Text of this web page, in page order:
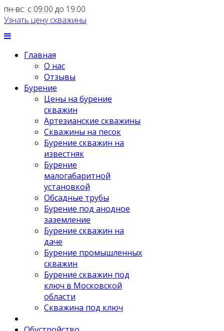
пн-вс: с 09:00 до 19:00
Узнать цену скважины
Главная
О нас
Отзывы
Бурение
Цены на бурение
скважин
Артезианские скважины
Скважины на песок
Бурение скважин на
известняк
Бурение
малогабаритной
установкой
Обсадные трубы
Бурение под анодное
заземление
Бурение скважин на
даче
Бурение промышленных
скважин
Бурение скважин под
ключ в Московской
области
Скважина под ключ